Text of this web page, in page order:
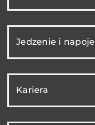
Jedzenie i napoje
Kariera